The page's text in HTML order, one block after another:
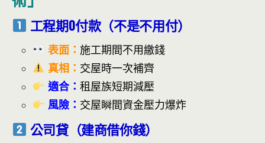
工程期0付款（不是不用付）
表面： 施工期間不用繳錢
真相： 交屋時一次補齊
適合： 租屋族短期減壓
風險： 交屋瞬間資金壓力爆炸
公司貸（建商借你錢）